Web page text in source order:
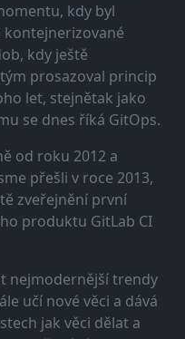
kdy byl
kdy ještě
prosazoval princip
let, stejnětak jako
se dnes říká GitOps.
od roku 2012 a
přešli v roce 2013,
zveřejnění první
produktu GitLab CI
nejmodernější trendy
učí nové věci a dává
jak věci dělat a